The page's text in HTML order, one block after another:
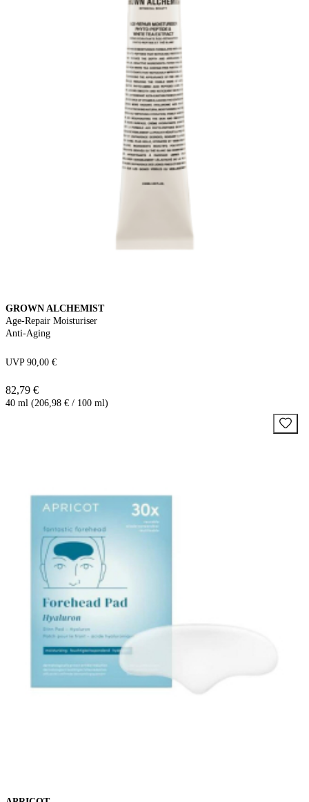
GROWN ALCHEMIST
Age-Repair Moisturiser
Anti-Aging
UVP 90,00 €
82,79 €
40 ml (206,98 € / 100 ml)